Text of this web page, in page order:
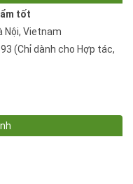
tốt
Nội, Vietnam
(Chỉ dành cho Hợp tác,